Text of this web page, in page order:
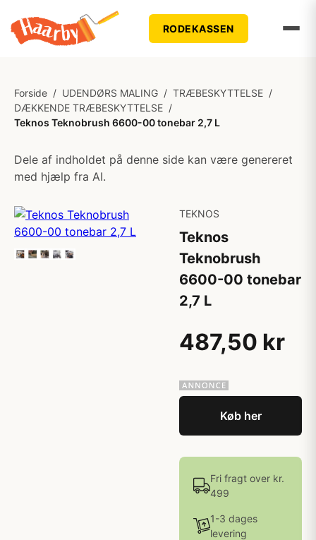
RODEKASSEN
Forside / UDENDØRS MALING / TRÆBESKYTTELSE /
DÆKKENDE TRÆBESKYTTELSE /
Teknos Teknobrush 6600-00 tonebar 2,7 L
Dele af indholdet på denne side kan være genereret
med hjælp fra AI.
TEKNOS
Teknos
Teknobrush
6600-00 tonebar
2,7 L
487,50 kr
Køb her
Fri fragt over kr.
499
1-3 dages
levering